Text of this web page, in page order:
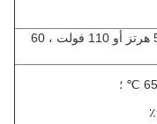
- تيار متردد 220 فولت ، 50 هرتز أو 110 فولت ، 60